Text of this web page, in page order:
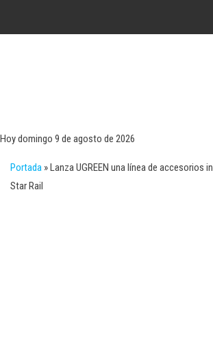
Hoy domingo 9 de agosto de 2026
Portada »Lanza UGREEN una línea de accesorios
Star Rail